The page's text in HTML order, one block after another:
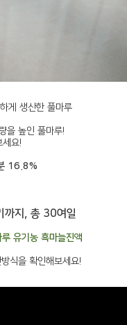
게 생산한 풀마루
을 높인 풀마루!
요!
16.8%
까지, 총 30여일
유기농 흑마늘진액
식을 확인해보세요!